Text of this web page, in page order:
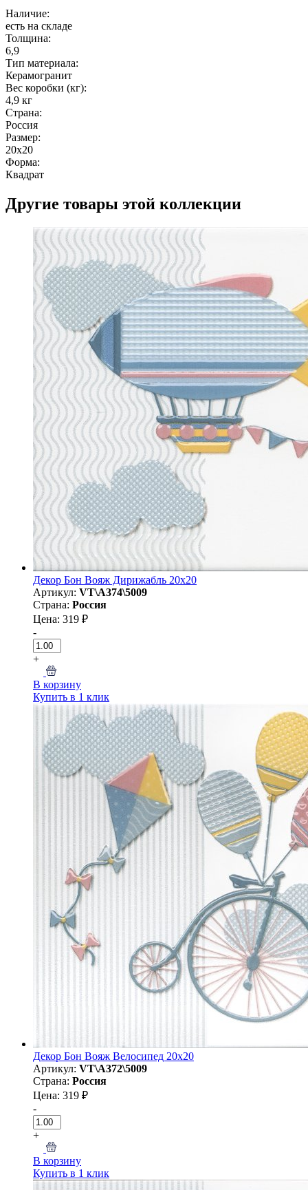
Наличие:
есть на складе
Толщина:
6,9
Тип материала:
Керамогранит
Вес коробки (кг):
4,9 кг
Страна:
Россия
Размер:
20x20
Форма:
Квадрат
Другие товары этой коллекции
Декор Бон Вояж Дирижабль 20x20
Артикул: VT\A374\5009
Страна: Россия
Цена: 319 ₽
-
+
В корзину
Купить в 1 клик
Декор Бон Вояж Велосипед 20x20
Артикул: VT\A372\5009
Страна: Россия
Цена: 319 ₽
-
+
В корзину
Купить в 1 клик